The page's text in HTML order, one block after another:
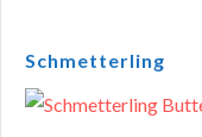
Schmetterling